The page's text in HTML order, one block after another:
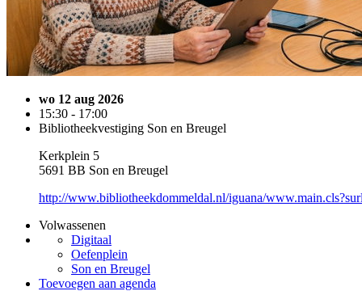
wo 12 aug 2026
15:30 - 17:00
Bibliotheekvestiging Son en Breugel
Kerkplein 5
5691 BB Son en Breugel
http://www.bibliotheekdommeldal.nl/iguana/
Volwassenen
Digitaal
Oefenplein
Son en Breugel
Toevoegen aan agenda